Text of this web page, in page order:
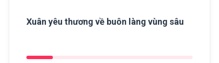
Xuân yêu thương về buôn làng vùng sâu